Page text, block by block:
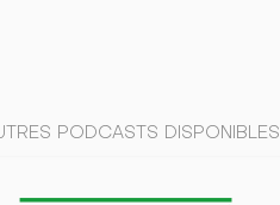
PODCASTS DISPONIBLES